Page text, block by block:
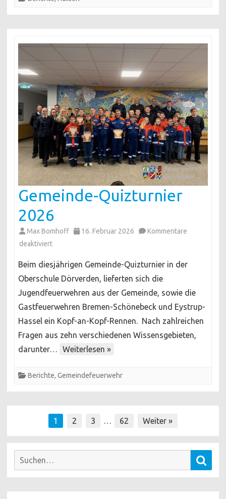
Gemeinde-Quizturnier
2026
Max Bomhoff 16. Februar 2026
Kommentare
deaktiviertfür
Quizturnier
2026
Beim diesjährigen Gemeinde-Quizturnier in der
Oberschule Dörverden, lieferten sich die
Jugendfeuerwehren aus der Gemeinde, sowie die
Gastfeuerwehren Bremen-Schönebeck und Eystrup-
Hassel ein Kopf-an-Kopf-Rennen. Nach zahlreichen
Fragen aus zehn verschiedenen Wissensgebieten,
darunter…
Weiterlesen »
Berichte, Gemeindefeuerwehr
Seitennummerierung
Beiträge
1 2 3 62 Weiter »
Suchen